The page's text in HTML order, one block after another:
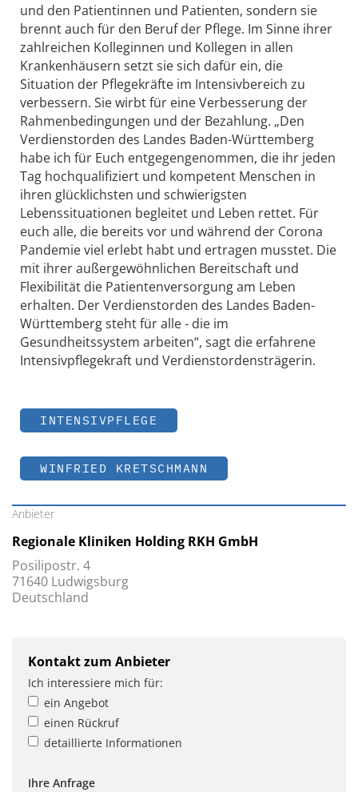
und den Patientinnen und Patienten, sondern sie
brennt auch für den Beruf der Pflege. Im Sinne ihrer
zahlreichen Kolleginnen und Kollegen in allen
Krankenhäusern setzt sie sich dafür ein, die
Situation der Pflegekräfte im Intensivbereich zu
verbessern. Sie wirbt für eine Verbesserung der
Rahmenbedingungen und der Bezahlung. „Den
Verdienstorden des Landes Baden-Württemberg
habe ich für Euch entgegengenommen, die ihr jeden
Tag hochqualifiziert und kompetent Menschen in
ihren glücklichsten und schwierigsten
Lebenssituationen begleitet und Leben rettet. Für
euch alle, die bereits vor und während der Corona
Pandemie viel erlebt habt und ertragen musstet. Die
mit ihrer außergewöhnlichen Bereitschaft und
Flexibilität die Patientenversorgung am Leben
erhalten. Der Verdienstorden des Landes Baden-
Württemberg steht für alle - die im
Gesundheitssystem arbeiten“, sagt die erfahrene
Intensivpflegekraft und Verdienstordensträgerin.
INTENSIVPFLEGE
WINFRIED KRETSCHMANN
Anbieter
Regionale Kliniken Holding RKH GmbH
Posilipostr. 4
71640 Ludwigsburg
Deutschland
Kontakt zum Anbieter
Ich interessiere mich für:
ein Angebot
einen Rückruf
detaillierte Informationen
Ihre Anfrage